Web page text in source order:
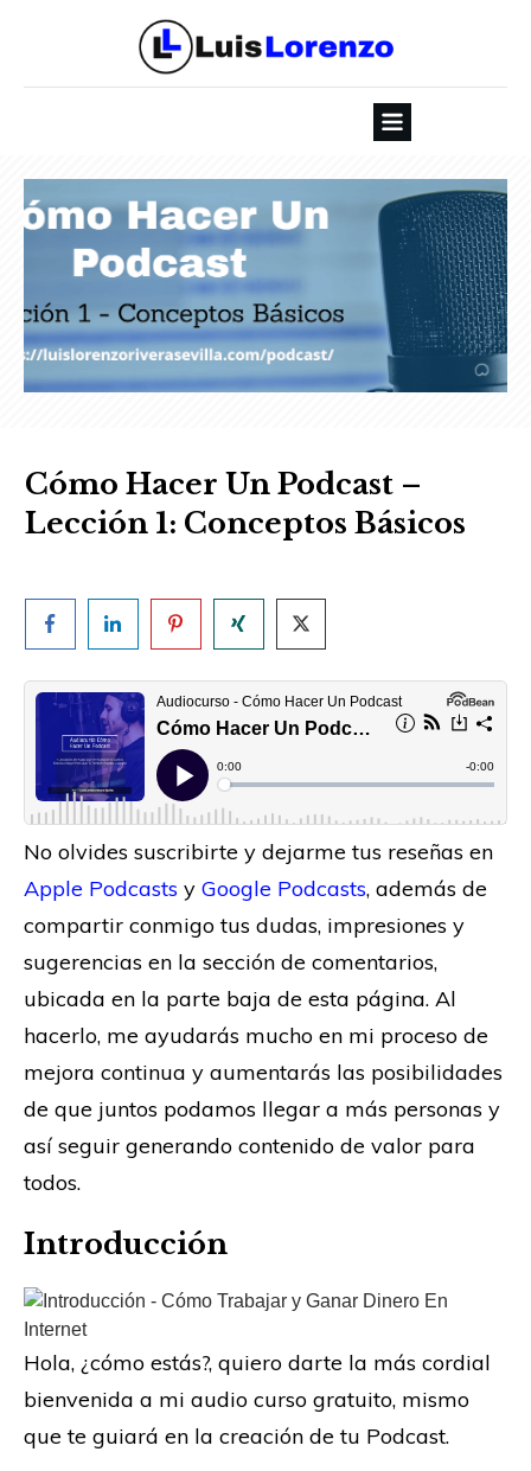
Cómo Hacer Un Podcast –
Lección 1: Conceptos Básicos
No olvides suscribirte y dejarme tus reseñas en
Apple Podcasts y Google Podcasts, además de
compartir conmigo tus dudas, impresiones y
sugerencias en la sección de comentarios,
ubicada en la parte baja de esta página. Al
hacerlo, me ayudarás mucho en mi proceso de
mejora continua y aumentarás las posibilidades
de que juntos podamos llegar a más personas y
así seguir generando contenido de valor para
todos.
Introducción
Hola, ¿cómo estás?, quiero darte la más cordial
bienvenida a mi audio curso gratuito, mismo
que te guiará en la creación de tu Podcast.